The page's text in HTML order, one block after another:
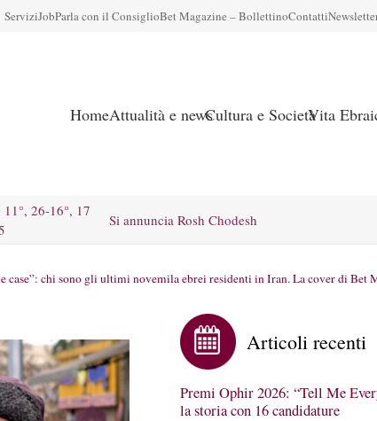
ServiziJobParla con il ConsiglioBet Magazine – BollettinoContatti
HomeAttualità e newsCultura e SocietàVita
26-16°, 17
Si annuncia Rosh Chodesh
case”: chi sono gli ultimi novemila ebrei residenti in Iran. La cover di Bet
Articoli recenti
Premi Ophir 2026: “Tell Me
la storia con 16 candidature